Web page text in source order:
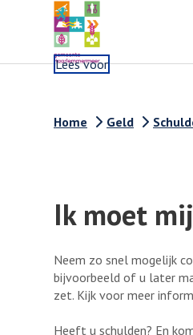
Lees voor
Home Geld
Ik moet
Neem zo snel mogelijk
bijvoorbeeld of u later
zet. Kijk voor meer
Heeft u schulden? En